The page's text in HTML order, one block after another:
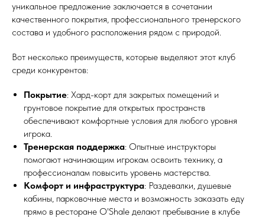
уникальное предложение заключается в сочетании
качественного покрытия, профессионального тренерского
состава и удобного расположения рядом с природой.
Вот несколько преимуществ, которые выделяют этот клуб
среди конкурентов:
Покрытие: Хард-корт для закрытых помещений и
грунтовое покрытие для открытых пространств
обеспечивают комфортные условия для любого уровня
игрока.
Тренерская поддержка: Опытные инструкторы
помогают начинающим игрокам освоить технику, а
профессионалам повысить уровень мастерства.
Комфорт и инфраструктура: Раздевалки, душевые
кабины, парковочные места и возможность заказать еду
прямо в ресторане O'Shale делают пребывание в клубе